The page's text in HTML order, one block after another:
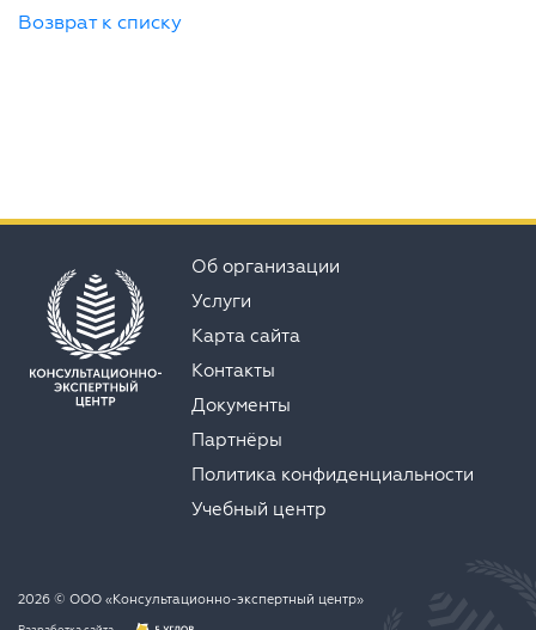
Возврат к списку
Об организации
Услуги
Карта сайта
Контакты
Документы
Партнёры
Политика конфиденциальности
Учебный центр
2026 © ООО «Консультационно-экспертный центр»